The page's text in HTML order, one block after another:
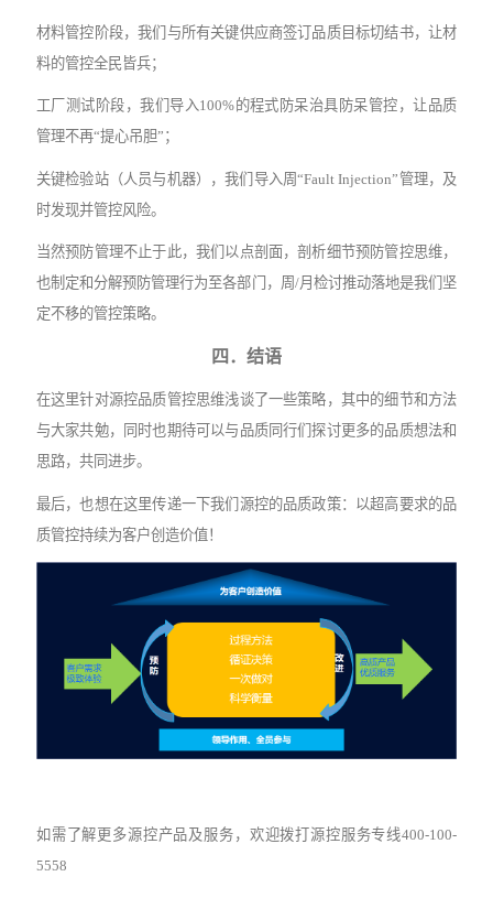
材料管控阶段，我们与所有关键供应商签订品质目标切结书，让材
料的管控全民皆兵；
工厂测试阶段，我们导入100%的程式防呆治具防呆管控，让品质
管理不再“提心吊胆”；
关键检验站（人员与机器），我们导入周“Fault Injection”管理，及
时发现并管控风险。
当然预防管理不止于此，我们以点剖面，剖析细节预防管控思维，
也制定和分解预防管理行为至各部门，周 /月检讨推动落地是我们坚
定不移的管控策略。
四．结语
在这里针对源控品质管控思维浅谈了一些策略，其中的细节和方法
与大家共勉，同时也期待可以与品质同行们探讨更多的品质想法和
思路，共同进步。
最后，也想在这里传递一下我们源控的品质政策：以超高要求的品
质管控持续为客户创造价值！
如需了解更多源控产品及服务 ，欢迎拨打源控服务专线400-100-
5558